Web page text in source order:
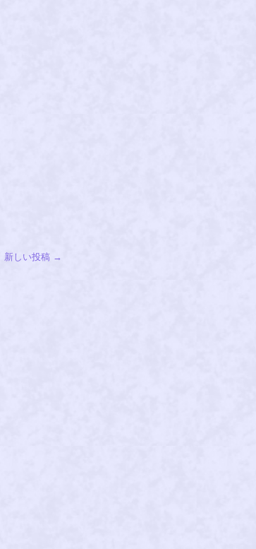
新しい投稿 →